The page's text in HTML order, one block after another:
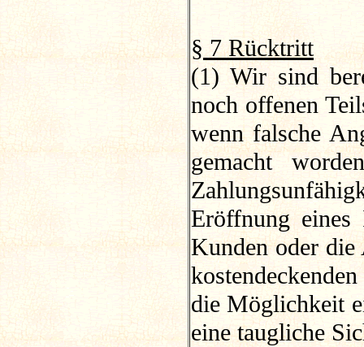
§ 7 Rücktritt
(1) Wir sind
noch offenen
wenn falsche
gemacht
Eröffnung eines
Kunden oder die
die Möglichkeit
eine taugliche